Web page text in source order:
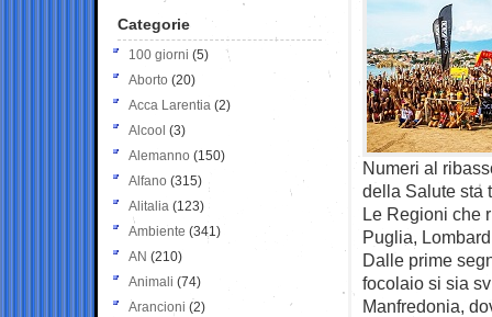
Numeri al
della Salute sta
Le Regioni che
Puglia,
Dalle prime
focolaio si sia
Manfredonia,
Categorie
100 giorni (5)
Aborto (20)
Acca Larentia (2)
Alcool (3)
Alemanno (150)
Alfano (315)
Alitalia (123)
Ambiente (341)
AN (210)
Animali (74)
Arancioni (2)